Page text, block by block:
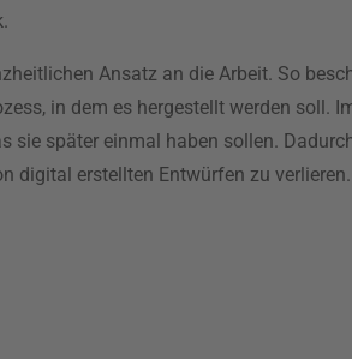
Ansatz an die Arbeit. So
in dem es hergestellt werden soll.
sie später einmal haben sollen.
digital erstellten Entwürfen zu verlieren.